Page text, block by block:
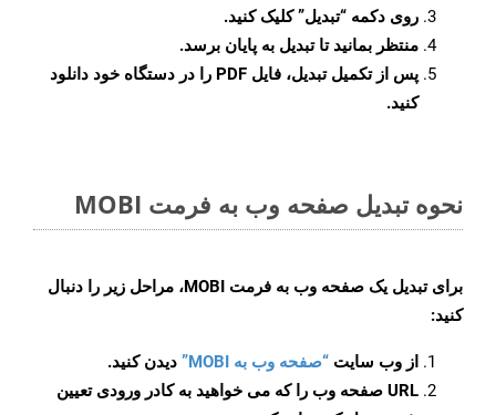
روی دکمه “تبدیل”کلیک کنید.
منتظر بمانید تا تبدیل به پایان برسد.
پس از تکمیل تبدیل، فایل PDF را در دستگاه خود دانلود
کنید.
نحوه تبدیل صفحه وب به فرمت MOBI
برای تبدیل یک صفحه وب به فرمت MOBI، مراحل زیر را دنبال
کنید:
از وب سایت “صفحه وب به MOBI”
دیدن کنید.
URL صفحه وب را که می خواهید به کادر ورودی تعیین